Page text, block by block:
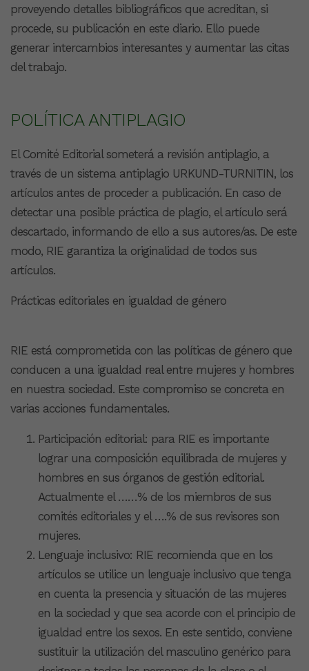
proveyendo detalles bibliográficos que acreditan, si
procede, su publicación en este diario. Ello puede
generar intercambios interesantes y aumentar las citas
del trabajo.
POLÍTICA ANTIPLAGIO
El Comité Editorial someterá a revisión antiplagio, a
través de un sistema antiplagio URKUND-TURNITIN, los
artículos antes de proceder a publicación. En caso de
detectar una posible práctica de plagio, el artículo será
descartado, informando de ello a sus autores/as. De este
modo, RIE garantiza la originalidad de todos sus
artículos.
Prácticas editoriales en igualdad de género
RIE está comprometida con las políticas de género que
conducen a una igualdad real entre mujeres y hombres
en nuestra sociedad. Este compromiso se concreta en
varias acciones fundamentales.
Participación editorial: para RIE es importante
lograr una composición equilibrada de mujeres y
hombres en sus órganos de gestión editorial.
Actualmente el ……% de los miembros de sus
comités editoriales y el ….% de sus revisores son
mujeres.
Lenguaje inclusivo: RIE recomienda que en los
artículos se utilice un lenguaje inclusivo que tenga
en cuenta la presencia y situación de las mujeres
en la sociedad y que sea acorde con el principio de
igualdad entre los sexos. En este sentido, conviene
sustituir la utilización del masculino genérico para